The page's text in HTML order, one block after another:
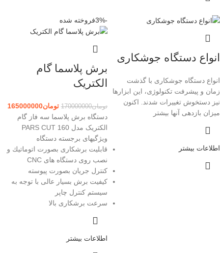
انواع دستگاه جوشکاری
انواع دستگاه جوشکاری با گذشت
زمان و پیشرفت تکنولوژی، این ابزارها
نیز دستخوش تغییرات شدند. اکنون
میزان بازدهی آنها بیشتر
اطلاعات بیشتر
-3% فروخته شده
برش پلاسما گام
الکتریک
تومان170000000 تومان165000000
دستگاه برش پلاسما سه فاز گام
الکتریک مدل PARS CUT 160
ويژگيهای برجسته دستگاه
قابلیت برشكاری بصورت اتوماتيك و
نصب روی دستگاه های CNC
كنترل جريان بصورت پيوسته
كيفيت برش بسيار عالی با توجه به
سيستم كنترل چاپر
سرعت برشكاری بالا
اطلاعات بیشتر